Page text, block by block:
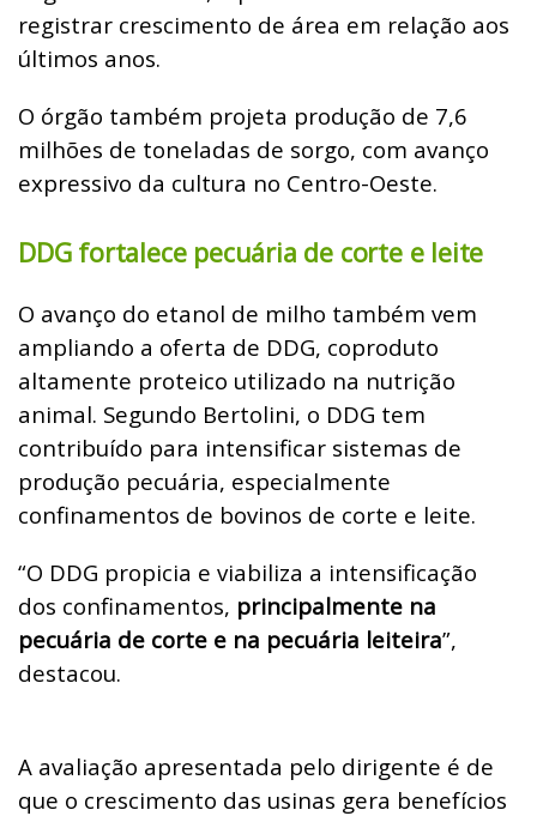
registrar crescimento de área em relação aos
últimos anos.
O órgão também projeta produção de 7,6
milhões de toneladas de sorgo, com avanço
expressivo da cultura no Centro-Oeste.
DDG fortalece pecuária de corte e leite
O avanço do etanol de milho também vem
ampliando a oferta de DDG, coproduto
altamente proteico utilizado na nutrição
animal. Segundo Bertolini, o DDG tem
contribuído para intensificar sistemas de
produção pecuária, especialmente
confinamentos de bovinos de corte e leite.
“O DDG propicia e viabiliza a intensificação
dos confinamentos, principalmente na
pecuária de corte e na pecuária leiteira”,
destacou.
A avaliação apresentada pelo dirigente é de
que o crescimento das usinas gera benefícios